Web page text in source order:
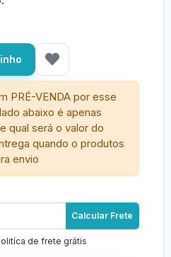
PRÉ-VENDA por esse
abaixo é apenas
qual será o valor do
quando o produtos
envio
Calcular Frete
de frete grátis